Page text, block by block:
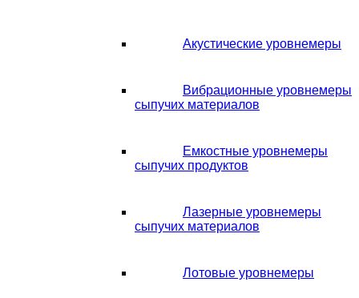
Акустические уровнемеры
Вибрационные уровнемеры
сыпучих материалов
Емкостные уровнемеры
сыпучих продуктов
Лазерные уровнемеры
сыпучих материалов
Лотовые уровнемеры